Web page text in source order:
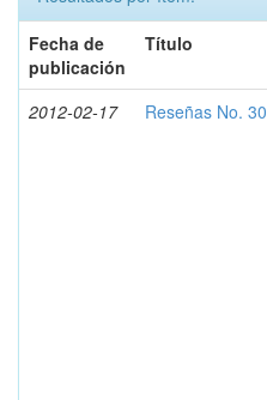
Fecha de
publicación
Título
2012-02-17 Reseñas No. 30